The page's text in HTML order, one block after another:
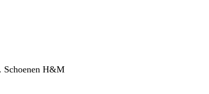
Schoenen H&M